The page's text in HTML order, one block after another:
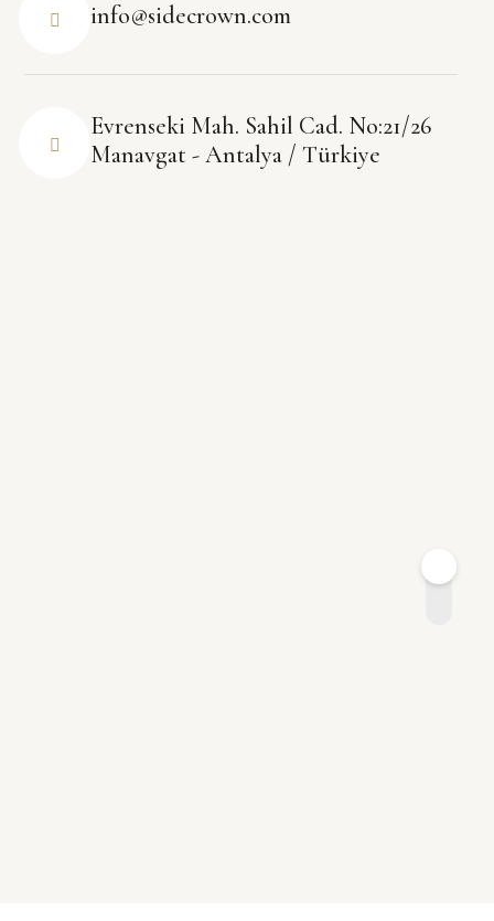
info@sidecrown.com
Evrenseki Mah. Sahil Cad. No:21/26
Manavgat - Antalya / Türkiye